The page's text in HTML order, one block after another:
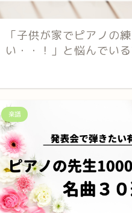
「子供が家でピアノの
い・・！」と悩んでい
楽譜